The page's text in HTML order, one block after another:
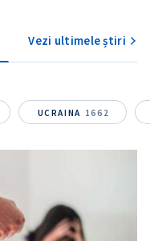
Vezi ultimele știri
UCRAINA 1662